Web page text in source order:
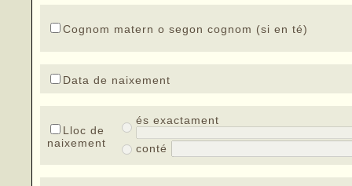
Cognom matern o segon cognom (si en té)
Data de naixement
Lloc de
naixement
és exactament
conté